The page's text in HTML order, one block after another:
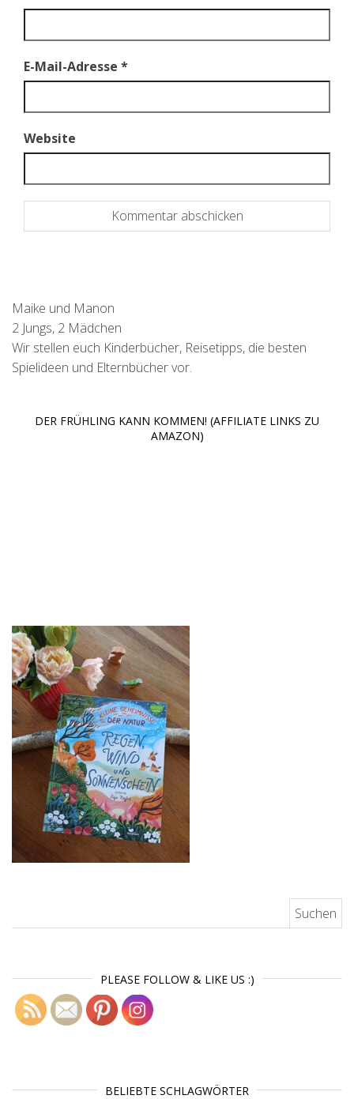
E-Mail-Adresse *
Website
Maike und Manon
2 Jungs, 2 Mädchen
Wir stellen euch Kinderbücher, Reisetipps, die besten
Spielideen und Elternbücher vor.
DER FRÜHLING KANN KOMMEN! (AFFILIATE LINKS ZU
AMAZON)
PLEASE FOLLOW & LIKE US :)
BELIEBTE SCHLAGWÖRTER